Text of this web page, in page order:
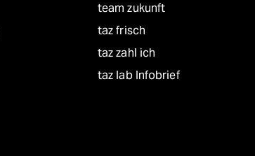
team zukunft
taz frisch
taz zahl ich
taz lab Infobrief